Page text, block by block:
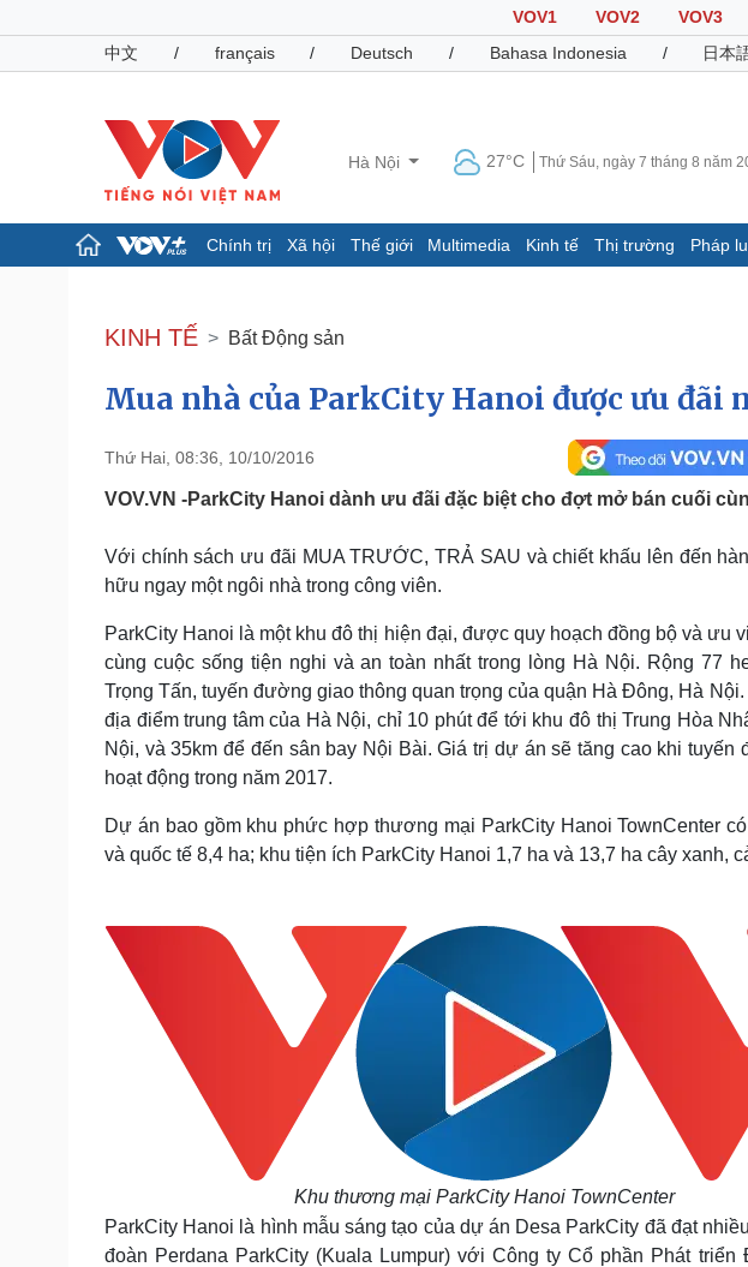
VOV1 VOV2 VOV3
中文
/ français / Deutsch / Bahasa Indonesia / 日本
Hà Nội 27°C Thứ Sáu, ngày 7 tháng 8 năm
Chính trị Xã hội Thế giới Multimedia Kinh tế Thị trường Pháp
Đảng
Tổ chức nhân sự
Nhận diện sự thật
Dấu ấn VOV
Pháp luật
Tin nóng
Tư vấn luật
Quân sự - Quốc phòng
Việt Nam
Phân tích
Thể thao
Lịch thi đấu bóng đá
Hậu trường
Sức khỏe
Dinh dưỡng - món ngon
Cây thuốc
Sản phụ khoa
Nhi khoa
Làm đẹp - giảm cân
Phòng mạch online
Đời sống
Nhà đẹp
Blog
Tình yêu - Gia đình
Văn hóa
Sân khấu - Điện ảnh
Văn học
Âm nhạc
KINH TẾ Bất Động sản
Mua nhà của ParkCity Hanoi được ưu đãi
Thứ Hai, 08:36, 10/10/2016
VOV.VN -ParkCity Hanoi dành ưu đãi đặc biệt cho đợt mở bán cuối
Với chính sách ưu đãi MUA TRƯỚC, TRẢ SAU và chiết khấu lên đến
hữu ngay một ngôi nhà trong công viên.
ParkCity Hanoi là một khu đô thị hiện đại, được quy hoạch đồng bộ và ưu
cùng cuộc sống tiện nghi và an toàn nhất trong lòng Hà Nội. Rộng 77
Trọng Tấn, tuyến đường giao thông quan trọng của quận Hà Đông, Hà
địa điểm trung tâm của Hà Nội, chỉ 10 phút để tới khu đô thị Trung Hòa
Nội, và 35km để đến sân bay Nội Bài. Giá trị dự án sẽ tăng cao khi
hoạt động trong năm 2017.
Dự án bao gồm khu phức hợp thương mại ParkCity Hanoi TownCenter
và quốc tế 8,4 ha; khu tiện ích ParkCity Hanoi 1,7 ha và 13,7 ha cây xanh,
Khu thương mại ParkCity Hanoi TownCenter
ParkCity Hanoi là hình mẫu sáng tạo của dự án Desa ParkCity đã đạt
đoàn Perdana ParkCity (Kuala Lumpur) với Công ty Cổ phần Phát